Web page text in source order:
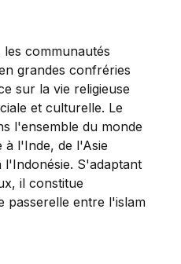
communautés
grandes confréries
sur la vie religieuse
et culturelle. Le
l'ensemble du monde
à l'Inde, de l'Asie
l'Indonésie. S'adaptant
il constitue
passerelle entre l'islam